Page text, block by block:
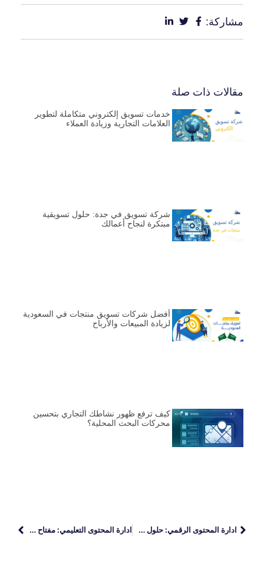
مشاركة:
مقالات ذات صلة
خدمات تسويق إلكتروني متكاملة لتطوير
العلامات التجارية وزيادة العملاء
شركة تسويق في جدة: حلول تسويقية
مبتكرة لنجاح أعمالك
أفضل شركات تسويق منتجات في السعودية
لزيادة المبيعات والأرباح
كيف ترفع ظهور نشاطك التجاري بتحسين
محركات البحث المحلية؟
ادارة المحتوى الرقمي: حلول شاملة لإدارة المحتوى الرقمي تناسب احتياجاتك ادارة المحتوى التعليمي: مفتاح التعليم الفعال في العصر الرقمي